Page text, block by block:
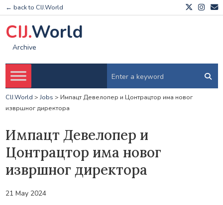
← back to CIJ.World
CIJ.World
Archive
CIJ.World > Jobs > Импацт Девелопер и Цонтрацтор има новог
извршног директора
Импацт Девелопер и
Цонтрацтор има новог
извршног директора
21 May 2024